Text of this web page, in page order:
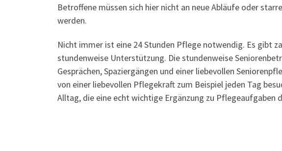
Betroffene müssen sich hier nicht an neue Abläufe oder
werden.
Nicht immer ist eine 24 Stunden Pflege notwendig. Es gibt
stundenweise Unterstützung. Die stundenweise
Gesprächen, Spaziergängen und einer liebevollen
von einer liebevollen Pflegekraft zum Beispiel jeden Tag
Alltag, die eine echt wichtige Ergänzung zu Pflegeaufgaben